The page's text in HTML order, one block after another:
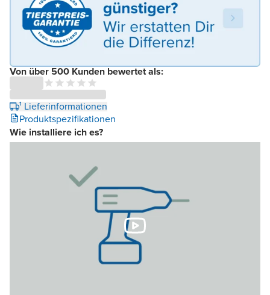
Von über 500 Kunden bewertet als:
¹ Lieferinformationen
Produktspezifikationen
Wie installiere ich es?